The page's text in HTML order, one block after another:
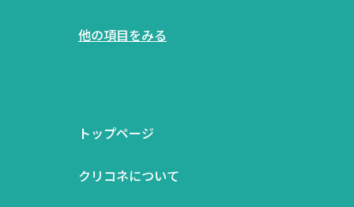
他の項目をみる
トップページ
クリコネについて